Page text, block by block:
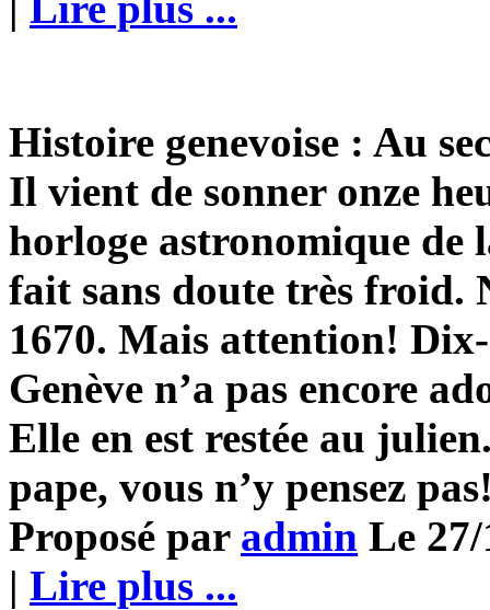
Histoire genevoise : Au
Il vient de sonner onze
horloge astronomique de
fait sans doute très froid.
1670. Mais attention!
Genève n’a pas encore
Elle en est restée au
pape, vous n’y pensez
Proposé par admin Le
| Lire plus ...